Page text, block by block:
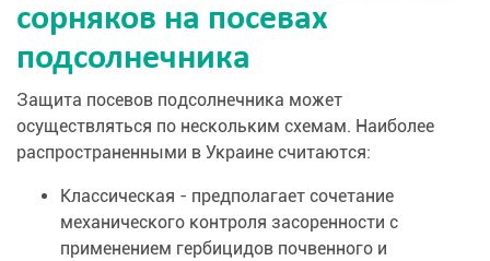
сорняков на посевах
подсолнечника
Защита посевов подсолнечника может
осуществляться по нескольким схемам. Наиболее
распространенными в Украине считаются:
Классическая - предполагает сочетание
механического контроля засоренности с
применением гербицидов почвенного и